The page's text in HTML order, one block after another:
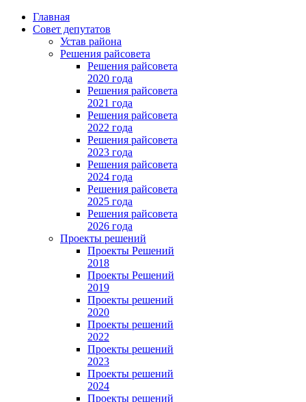
Главная
Совет депутатов
Устав района
Решения райсовета
Решения райсовета
2020 года
Решения райсовета
2021 года
Решения райсовета
2022 года
Решения райсовета
2023 года
Решения райсовета
2024 года
Решения райсовета
2025 года
Решения райсовета
2026 года
Проекты решений
Проекты Решений
2018
Проекты Решений
2019
Проекты решений
2020
Проекты решений
2022
Проекты решений
2023
Проекты решений
2024
Проекты решений